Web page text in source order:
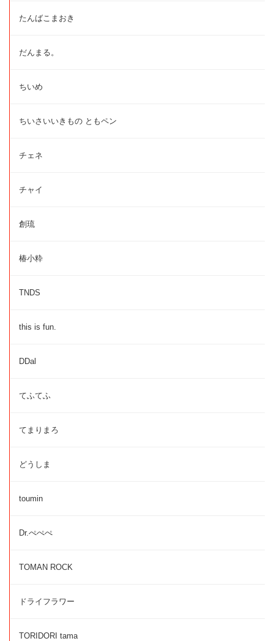
たんばこまおき
だんまる。
ちいめ
ちいさいいきもの ともペン
チェネ
チャイ
創琉
椿小粋
TNDS
this is fun.
DDal
てふてふ
てまりまろ
どうしま
toumin
Dr.ぺぺぺ
TOMAN ROCK
ドライフラワー
TORIDORI tama